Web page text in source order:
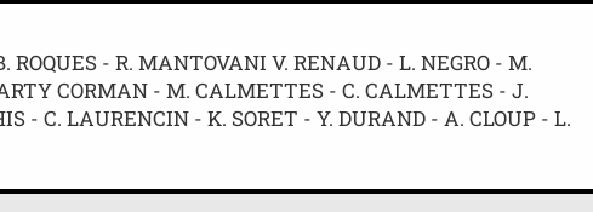
- R. MANTOVANI V. RENAUD - L. NEGRO - M.
CORMAN - M. CALMETTES - C. CALMETTES - J.
- C. LAURENCIN - K. SORET - Y. DURAND - A. CLOUP - L.